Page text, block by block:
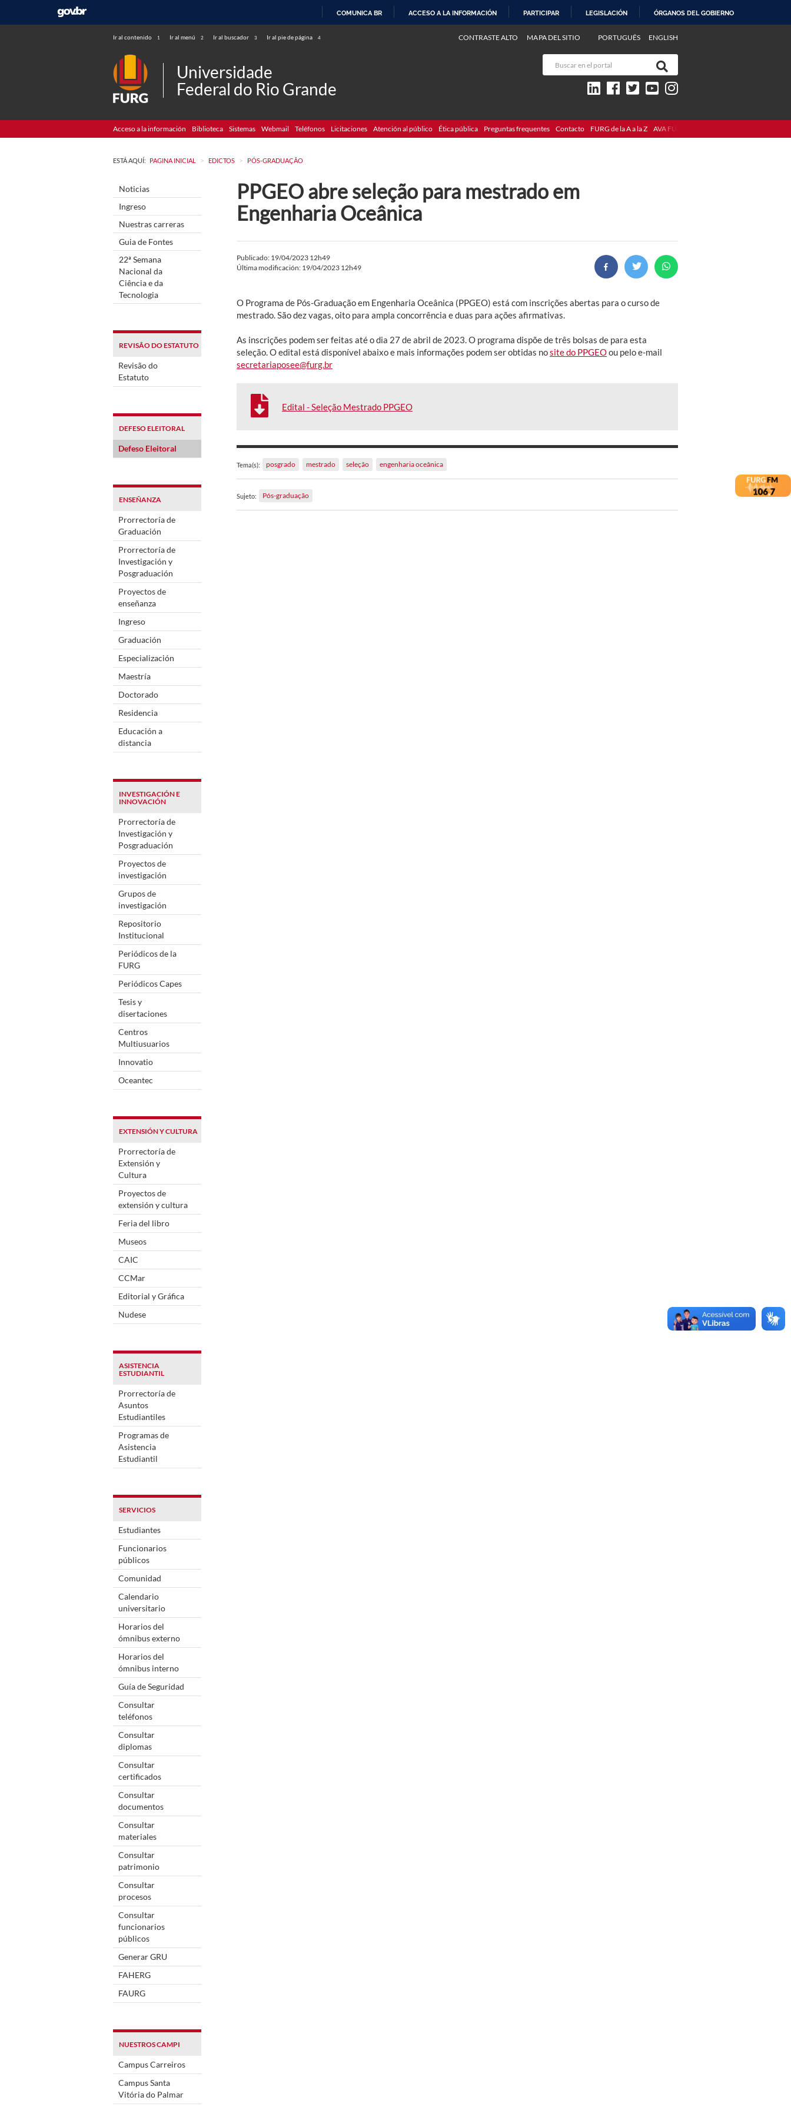
COMUNICA BR ACCESO A LA INFORMACIÓN PARTICIPAR LEGISLACIÓN ÓRGANOS DEL GOBIERNO
Ir al contenido 1 Ir al menú 2 Ir al buscador 3 Ir al pie de página 4 PORTUGUÊS ENGLISH
CONTRASTE ALTO MAPA DEL SITIO
Universidade
Federal do Rio Grande
Acceso a la información Biblioteca Sistemas Webmail Teléfonos Licitaciones Atención al público Ética pública Preguntas frequentes Contacto FURG de la A a la Z AVA FURG
ESTÁ AQUÍ: PAGINA INICIAL > EDICTOS > PÓS-GRADUAÇÃO
Noticias
Ingreso
Nuestras carreras
Guia de Fontes
22ª Semana
Nacional da
Ciência e da
Tecnologia
REVISÃO DO ESTATUTO
Revisão do
Estatuto
DEFESO ELEITORAL
Defeso Eleitoral
ENSEÑANZA
Prorrectoría de
Graduación
Prorrectoría de
Investigación y
Posgraduación
Proyectos de
enseñanza
Ingreso
Graduación
Especialización
Maestría
Doctorado
Residencia
Educación a
distancia
INVESTIGACIÓN E
INNOVACIÓN
Prorrectoría de
Investigación y
Posgraduación
Proyectos de
investigación
Grupos de
investigación
Repositorio
Institucional
Periódicos de la
FURG
Periódicos Capes
Tesis y
disertaciones
Centros
Multiusuarios
Innovatio
Oceantec
EXTENSIÓN Y CULTURA
Prorrectoría de
Extensión y
Cultura
Proyectos de
extensión y cultura
Feria del libro
Museos
CAIC
CCMar
Editorial y Gráfica
Nudese
ASISTENCIA
ESTUDIANTIL
Prorrectoría de
Asuntos
Estudiantiles
Programas de
Asistencia
Estudiantil
SERVICIOS
Estudiantes
Funcionarios
públicos
Comunidad
Calendario
universitario
Horarios del
ómnibus externo
Horarios del
ómnibus interno
Guía de Seguridad
Consultar
teléfonos
Consultar
diplomas
Consultar
certificados
Consultar
documentos
Consultar
materiales
Consultar
patrimonio
Consultar
procesos
Consultar
funcionarios
públicos
Generar GRU
FAHERG
FAURG
NUESTROS CAMPI
Campus Carreiros
Campus Santa
Vitória do Palmar
PPGEO abre seleção para mestrado em
Engenharia Oceânica
Publicado: 19/04/2023 12h49
Última modificación: 19/04/2023 12h49
O Programa de Pós-Graduação em Engenharia Oceânica (PPGEO) está com inscrições abertas para o curso de
mestrado. São dez vagas, oito para ampla concorrência e duas para ações afirmativas.
As inscrições podem ser feitas até o dia 27 de abril de 2023. O programa dispõe de três bolsas de para esta
seleção. O edital está disponível abaixo e mais informações podem ser obtidas nosite do PPGEOou pelo e-mail
secretariaposee@furg.br
Edital - Seleção Mestrado PPGEO
Tema(s): posgrado mestrado seleção engenharia oceânica
Sujeto: Pós-graduação